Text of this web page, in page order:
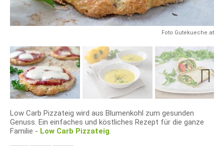
Foto Gutekueche.at
Next
Low Carb Pizzateig wird aus Blumenkohl zum gesunden
Genuss. Ein einfaches und köstliches Rezept für die ganze
Familie - Low Carb Pizzateig.